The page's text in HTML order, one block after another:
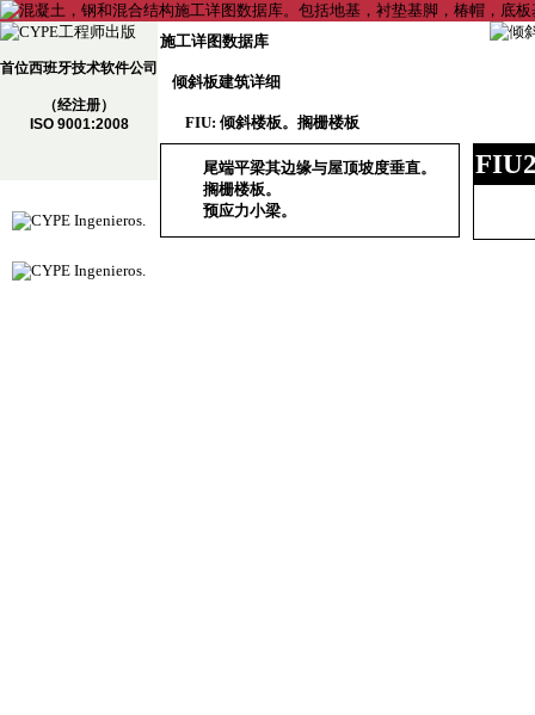
首位西班牙技术软件公司
（经注册）
ISO 9001:2008
施工详图数据库
倾斜板建筑详细
FIU: 倾斜楼板。搁栅楼板
尾端平梁其边缘与屋顶坡度垂直。
搁栅楼板。
预应力小梁。